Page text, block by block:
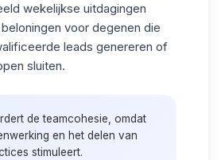
wekelijkse uitdagingen
voor degenen die
leads genereren of
sluiten.
de teamcohesie, omdat
en het delen van
stimuleert.